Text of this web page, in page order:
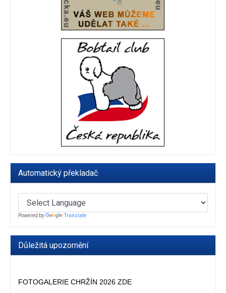
Automatický překladač
Powered by Translate
Důležitá upozornění
FOTOGALERIE CHRŽÍN 2026 ZDE